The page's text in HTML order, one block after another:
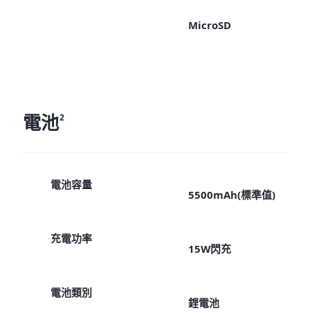
MicroSD
電池2
電池容量
5500mAh(標準值)
充電功率
15W閃充
電池類別
鋰電池